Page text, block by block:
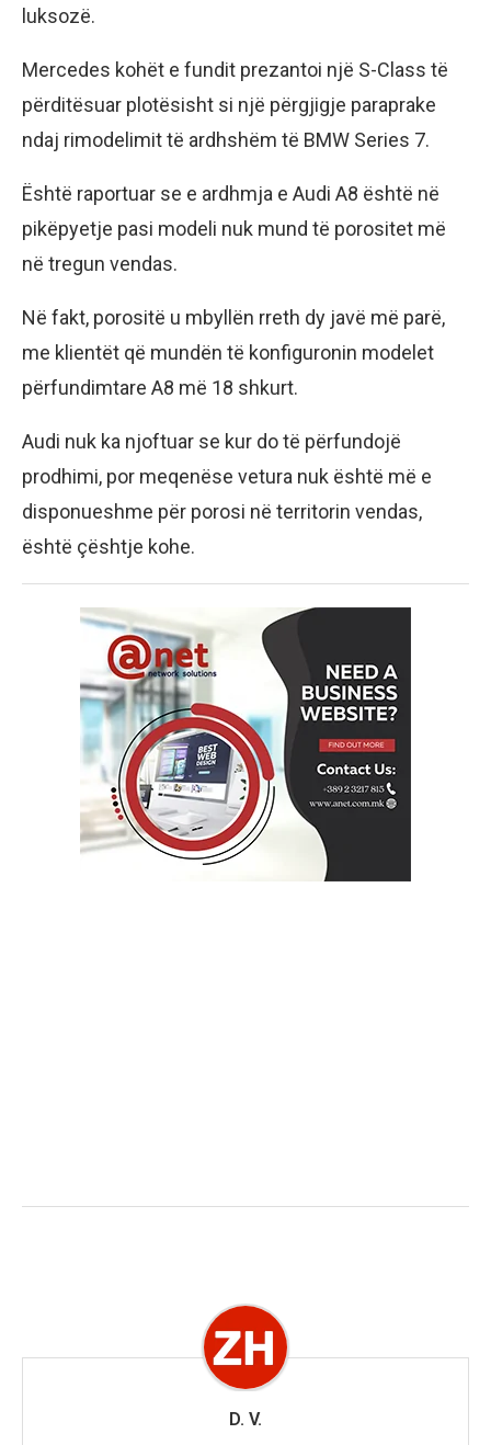
luksozë.
Mercedes kohët e fundit prezantoi një S-Class të
përditësuar plotësisht si një përgjigje paraprake
ndaj rimodelimit të ardhshëm të BMW Series 7.
Është raportuar se e ardhmja e Audi A8 është në
pikëpyetje pasi modeli nuk mund të porositet më
në tregun vendas.
Në fakt, porositë u mbyllën rreth dy javë më parë,
me klientët që mundën të konfiguronin modelet
përfundimtare A8 më 18 shkurt.
Audi nuk ka njoftuar se kur do të përfundojë
prodhimi, por meqenëse vetura nuk është më e
disponueshme për porosi në territorin vendas,
është çështje kohe.
D. V.